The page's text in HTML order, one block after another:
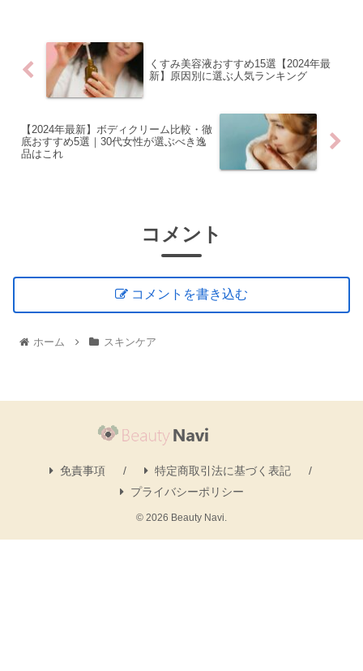
くすみ美容液おすすめ15選【2024年最
新】原因別に選ぶ人気ランキング
【2024年最新】ボディクリーム比較・徹
底おすすめ5選｜30代女性が選ぶべき逸
品はこれ
コメント
コメントを書き込む
ホーム スキンケア
免責事項
特定商取引法に基づく表記
プライバシーポリシー
© 2026 Beauty Navi.